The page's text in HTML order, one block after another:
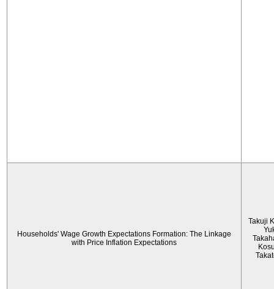
Households' Wage Growth Expectations Formation: The Linkage
with Price Inflation Expectations
Takuji